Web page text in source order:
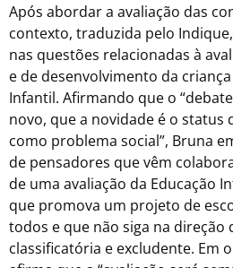
Após abordar a avaliação das
contexto, traduzida pelo
nas questões relacionadas à
e de desenvolvimento da
Infantil. Afirmando que o
novo, que a novidade é o status
como problema social”, Bruna
de pensadores que vêm
de uma avaliação da Educação
que promova um projeto de
todos e que não siga na direção
classificatória e excludente. Em